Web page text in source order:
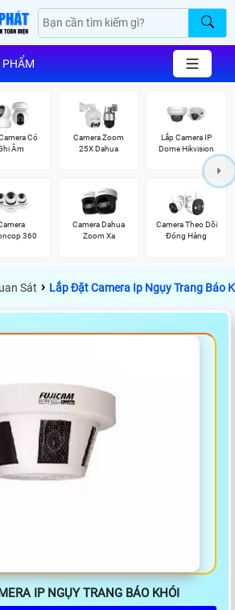
PHẨM
Có
Âm
Camera Zoom
25X Dahua
Lắp Camera IP
Dome Hikvision
360
Camera Dahua
Zoom Xa
Camera Theo Dõi
Đóng Hàng
Sát › Lắp Đặt Camera Ip Ngụy Trang Báo
IP NGỤY TRANG BÁO KHÓI